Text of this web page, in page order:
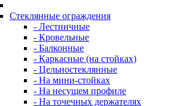
Стеклянные ограждения
- Лестничные
- Кровельные
- Балконные
- Каркасные (на стойках)
- Цельностеклянные
- На мини-стойках
- На несущем профиле
- На точечных держателях